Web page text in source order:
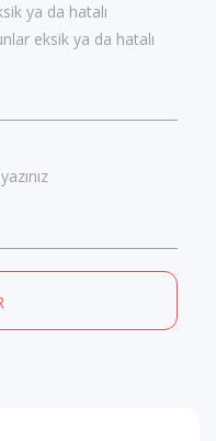
ya da hatalı
eksik ya da hatalı